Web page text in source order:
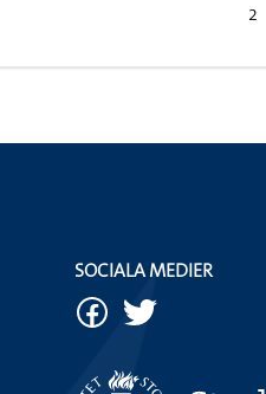
2
SOCIALA MEDIER